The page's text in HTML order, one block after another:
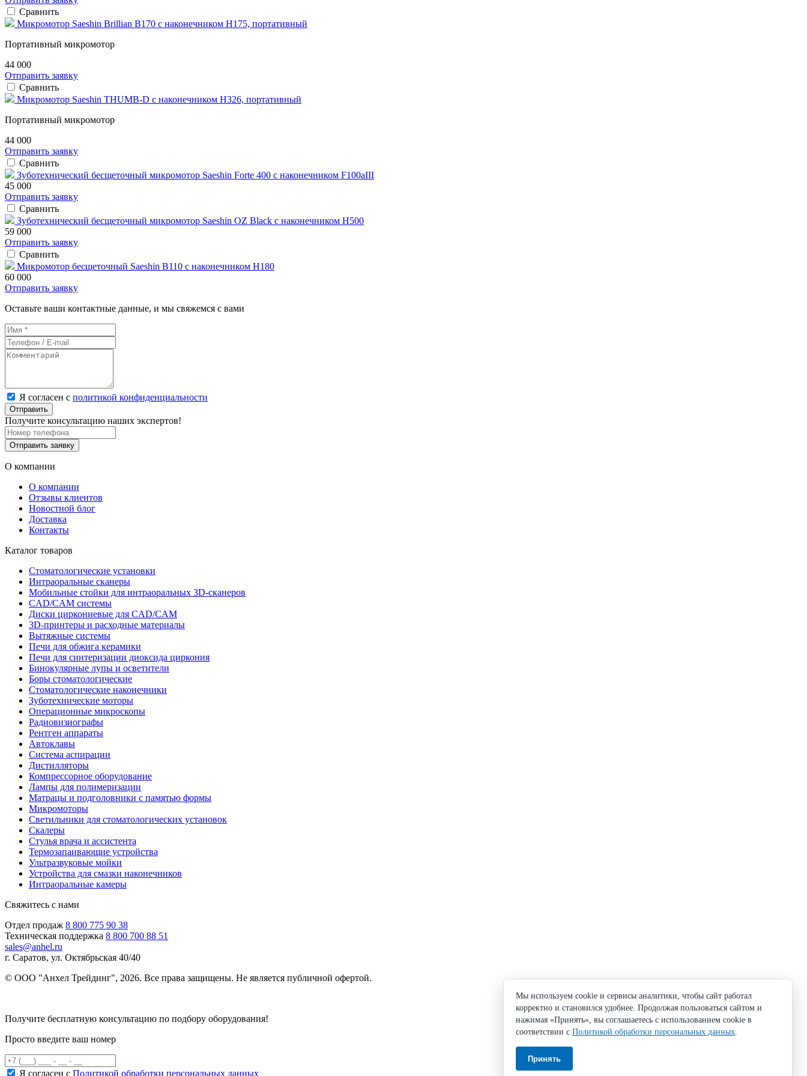
Сравнить
Микромотор Saeshin Brillian B170 с наконечником H175, портативный
Портативный микромотор
44 000
Отправить заявку
Сравнить
Микромотор Saeshin THUMB-D с наконечником H326, портативный
Портативный микромотор
44 000
Отправить заявку
Сравнить
Зуботехнический бесщеточный микромотор Saeshin Forte 400 с наконечником F100aIII
45 000
Отправить заявку
Сравнить
Зуботехнический бесщеточный микромотор Saeshin OZ Black с наконечником H500
59 000
Отправить заявку
Сравнить
Микромотор бесщеточный Saeshin B110 с наконечником H180
60 000
Отправить заявку
Оставьте ваши контактные данные, и мы свяжемся с вами
Я согласен с политикой конфиденциальности
Отправить
Получите консультацию наших экспертов!
Отправить заявку
О компании
О компании
Отзывы клиентов
Новостной блог
Доставка
Контакты
Каталог товаров
Стоматологические установки
Интраоральные сканеры
Мобильные стойки для интраоральных 3D-сканеров
CAD/CAM системы
Диски циркониевые для CAD/CAM
3D-принтеры и расходные материалы
Вытяжные системы
Печи для обжига керамики
Печи для синтеризации диоксида циркония
Бинокулярные лупы и осветители
Боры стоматологические
Стоматологические наконечники
Зуботехнические моторы
Операционные микроскопы
Радиовизиографы
Рентген аппараты
Автоклавы
Система аспирации
Дистилляторы
Компрессорное оборудование
Лампы для полимеризации
Матрацы и подголовники с памятью формы
Микромоторы
Светильники для стоматологических установок
Скалеры
Стулья врача и ассистента
Термозапаивающие устройства
Ультразвуковые мойки
Устройства для смазки наконечников
Интраоральные камеры
Свяжитесь с нами
Отдел продаж 8 800 775 90 38
Техническая поддержка 8 800 700 88 51
sales@anhel.ru
г. Саратов, ул. Октябрьская 40/40
© ООО "Анхел Трейдинг", 2026. Все права защищены. Не является публичной офертой.
Получите бесплатную консультацию по подбору оборудования!
Просто введите ваш номер
Я согласен с Политикой обработки персональных данных
Мы используем cookie и сервисы аналитики, чтобы сайт работал
корректно и становился удобнее. Продолжая пользоваться сайтом и
нажимая «Принять», вы соглашаетесь с использованием cookie в
соответствии с Политикой обработки персональных данных.
Принять